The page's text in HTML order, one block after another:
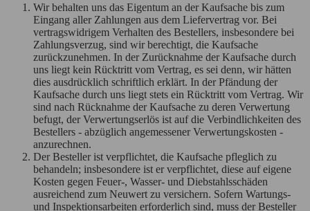
Wir behalten uns das Eigentum an der Kaufsache bis zum
Eingang aller Zahlungen aus dem Liefervertrag vor. Bei
vertragswidrigem Verhalten des Bestellers, insbesondere bei
Zahlungsverzug, sind wir berechtigt, die Kaufsache
zurückzunehmen. In der Zurücknahme der Kaufsache durch
uns liegt kein Rücktritt vom Vertrag, es sei denn, wir hätten
dies ausdrücklich schriftlich erklärt. In der Pfändung der
Kaufsache durch uns liegt stets ein Rücktritt vom Vertrag. Wir
sind nach Rücknahme der Kaufsache zu deren Verwertung
befugt, der Verwertungserlös ist auf die Verbindlichkeiten des
Bestellers - abzüglich angemessener Verwertungskosten -
anzurechnen.
Der Besteller ist verpflichtet, die Kaufsache pfleglich zu
behandeln; insbesondere ist er verpflichtet, diese auf eigene
Kosten gegen Feuer-, Wasser- und Diebstahlsschäden
ausreichend zum Neuwert zu versichern. Sofern Wartungs-
und Inspektionsarbeiten erforderlich sind, muss der Besteller